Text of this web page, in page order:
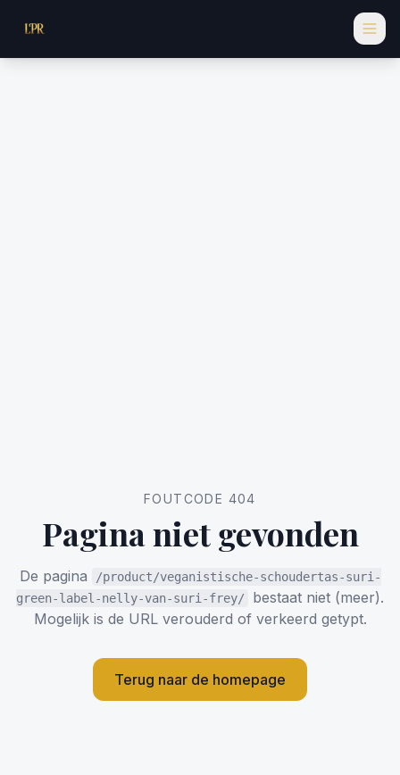
FOUTCODE 404
Pagina niet gevonden
De pagina
/product/veganistische-schoudertas-suri-
green-label-nelly-van-suri-frey/
bestaat niet (meer).
Mogelijk is de URL verouderd of verkeerd getypt.
Terug naar de homepage